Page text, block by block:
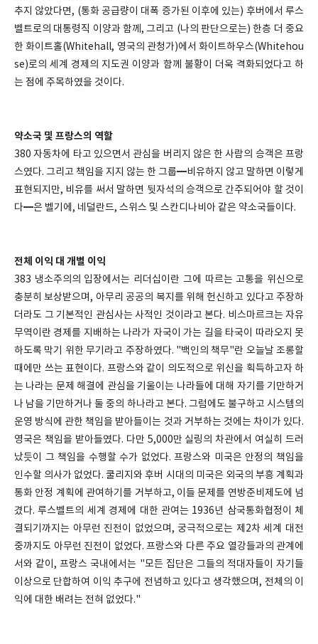
추지 않았다면, (통화 공급량이 대폭 증가된 이후에 있는) 후버에서 루스
벨트로의 대통령직 이양과 함께, 그리고 (나의 판단으로는) 한층 더 중요
한 화이트홀(Whitehall, 영국의 관청가)에서 화이트하우스(Whitehou
se)로의 세계 경제의 지도권 이양과 함께 불황이 더욱 격화되었다고 하
는 점에 주목하였을 것이다.
약소국 및 프랑스의 역할
380 자동차에 타고 있으면서 관심을 버리지 않은 한 사람의 승객은 프랑
스였다. 그리고 책임을 지지 않는 한 그룹━비유하지 않고 말하면 이렇게
표현되지만, 비유를 써서 말하면 뒷자석의 승객으로 간주되어야 할 것이
다━은 벨기에, 네덜란드, 스위스 및 스칸디나비아 같은 약소국들이다.
전체 이익 대 개별 이익
383 냉소주의의 입장에서는 리더십이란 그에 따르는 고통을 위신으로
충분히 보상받으며, 아무리 공공의 복지를 위해 헌신하고 있다고 주장하
더라도 그 기본적인 관심사는 사적인 것이라고 본다. 비스마르크는 자유
무역이란 경제를 지배하는 나라가 자국이 가는 길을 타국이 따라오지 못
하도록 막기 위한 무기라고 주장하였다. "백인의 책무"란 오늘날 조롱할
때에만 쓰는 표현이다. 프랑스와 같이 의도적으로 위신을 획득하고자 하
는 나라는 문제 해결에 관심을 기울이는 나라들에 대해 자기를 기만하거
나 남을 기만하거나 둘 중의 하나라고 본다. 그럼에도 불구하고 시스템의
운영 방식에 관한 책임을 받아들이는 것과 거부하는 것에는 차이가 있다.
영국은 책임을 받아들였다. 다만 5,000만 실링의 차관에서 여실히 드러
났듯이 그 책임을 수행할 수가 없었다. 프랑스와 미국은 안정의 책임을
인수할 의사가 없었다. 쿨리지와 후버 시대의 미국은 외국의 부흥 계획과
통화 안정 계획에 관여하기를 거부하고, 이들 문제를 연방준비제도에 넘
겼다. 루스벨트의 세계 경제에 대한 관여는 1936년 삼국통화협정이 체
결되기까지는 아무런 진전이 없었으며, 궁극적으로는 제2차 세계 대전
중까지도 아무런 진전이 없었다. 프랑스와 다른 주요 열강들과의 관계에
서와 같이, 프랑스 국내에서는 "모든 집단은 그들의 적대자들이 자기들
이상으로 단합하여 이익 추구에 전념하고 있다고 생각했으며, 전체의 이
익에 대한 배려는 전혀 없었다."